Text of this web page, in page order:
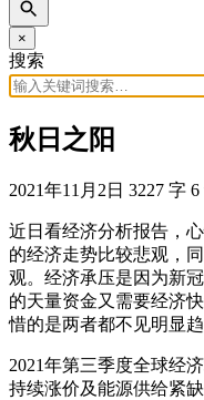
×
搜索
秋日之阳
2021年11月2日 3227 字 6
近日看经济分析报告，
的经济走势比较悲观，
观。经济承压是因为新
的天量资金又需要经济
惜的是两者都不见明显趋
2021年第三季度全球经
持续涨价及能源供给紧